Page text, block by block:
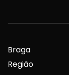
Braga
Região